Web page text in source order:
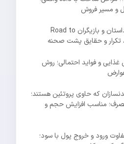
و مسیر فروش
سریال قصه‌های جزیره؛ داستان و بازیگران Road to
و فواید احتمالی؛ روش
که حاوی پروتئین هستند؛
مناسب افزایش حجم و
ورود و خروج پول با سود؛